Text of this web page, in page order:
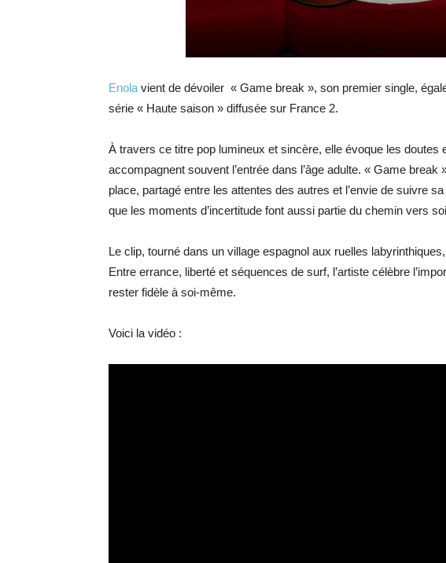
Enola vient de dévoiler « Game break », son premier single,
série « Haute saison » diffusée sur France 2.
À travers ce titre pop lumineux et sincère, elle évoque les doutes
accompagnent souvent l’entrée dans l’âge adulte. « Game break
place, partagé entre les attentes des autres et l’envie de suivre
que les moments d’incertitude font aussi partie du chemin vers
Le clip, tourné dans un village espagnol aux ruelles
Entre errance, liberté et séquences de surf, l’artiste célèbre
rester fidèle à soi-même.
Voici la vidéo :